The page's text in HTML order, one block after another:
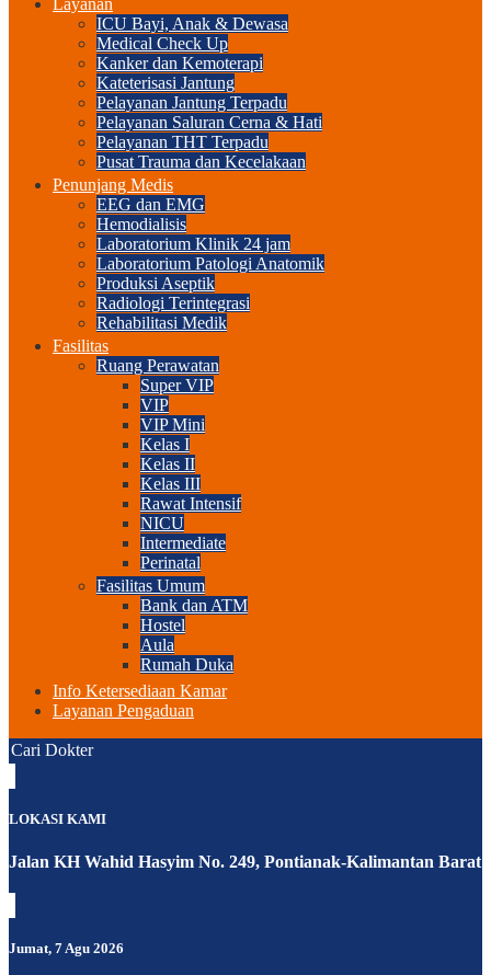
Layanan
ICU Bayi, Anak & Dewasa
Medical Check Up
Kanker dan Kemoterapi
Kateterisasi Jantung
Pelayanan Jantung Terpadu
Pelayanan Saluran Cerna & Hati
Pelayanan THT Terpadu
Pusat Trauma dan Kecelakaan
Penunjang Medis
EEG dan EMG
Hemodialisis
Laboratorium Klinik 24 jam
Laboratorium Patologi Anatomik
Produksi Aseptik
Radiologi Terintegrasi
Rehabilitasi Medik
Fasilitas
Ruang Perawatan
Super VIP
VIP
VIP Mini
Kelas I
Kelas II
Kelas III
Rawat Intensif
NICU
Intermediate
Perinatal
Fasilitas Umum
Bank dan ATM
Hostel
Aula
Rumah Duka
Info Ketersediaan Kamar
Layanan Pengaduan
Cari Dokter
LOKASI KAMI
Jalan KH Wahid Hasyim No. 249, Pontianak-Kalimantan Barat
Jumat, 7 Agu 2026